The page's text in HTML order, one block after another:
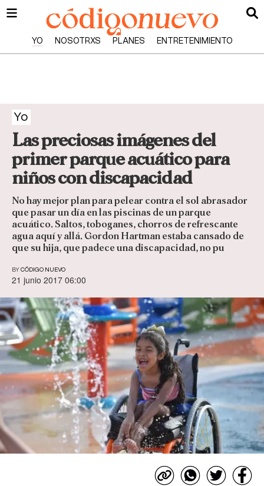
YO NOSOTRXS PLANES ENTRETENIMIENTO
Yo
Las preciosas imágenes del
primer parque acuático para
niños con discapacidad
No hay mejor plan para pelear contra el sol abrasador
que pasar un día en las piscinas de un parque
acuático. Saltos, toboganes, chorros de refrescante
agua aquí y allá. Gordon Hartman estaba cansado de
que su hija, que padece una discapacidad, no pu
BY CÓDIGO NUEVO
21 junio 2017 06:00